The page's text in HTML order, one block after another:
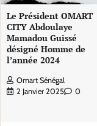
Le Président OMART
CITY Abdoulaye
Mamadou Guissé
désigné Homme de
l’année 2024
Omart Sénégal
2 Janvier 2025
0